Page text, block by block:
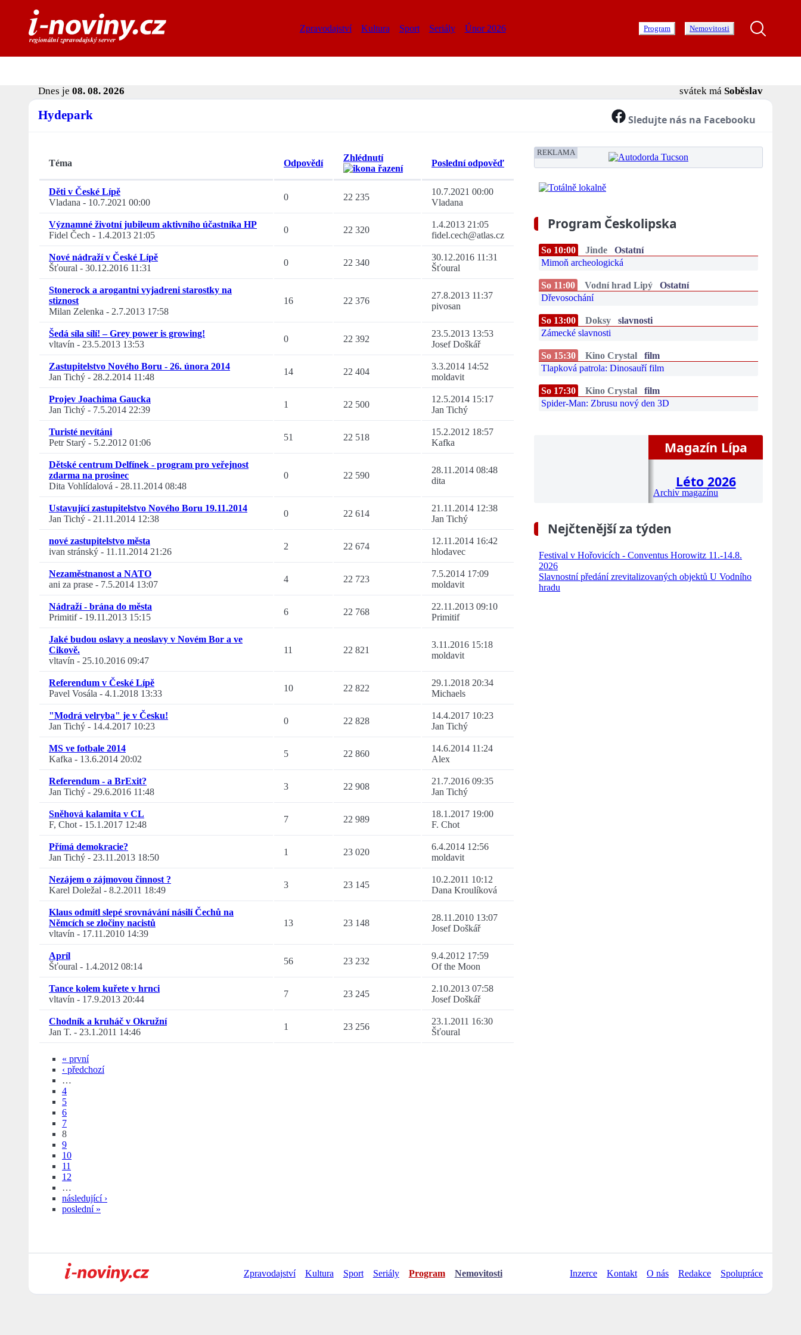
Zpravodajství Kultura Sport Seriály Únor 2026 Program Nemovitosti
Dnes je 08. 08. 2026 svátek má Soběslav
Hydepark Sledujte nás na Facebooku
Téma Odpovědí
Zhlédnutí
Poslední odpověď
Děti v České Lípě
Vladana - 10.7.2021 00:00
0 22 235
10.7.2021 00:00
Vladana
Významné životní jubileum aktivního účastníka HP
Fidel Čech - 1.4.2013 21:05
0 22 320
1.4.2013 21:05
fidel.cech@atlas.cz
Nové nádraží v České Lípě
Šťoural - 30.12.2016 11:31
0 22 340
30.12.2016 11:31
Šťoural
Stonerock a arogantni vyjadreni starostky na
stiznost
Milan Zelenka - 2.7.2013 17:58
16 22 376
27.8.2013 11:37
pivosan
Šedá síla sílí! – Grey power is growing!
vltavín - 23.5.2013 13:53
0 22 392
23.5.2013 13:53
Josef Doškář
Zastupitelstvo Nového Boru - 26. února 2014
Jan Tichý - 28.2.2014 11:48
14 22 404
3.3.2014 14:52
moldavit
Projev Joachima Gaucka
Jan Tichý - 7.5.2014 22:39
1 22 500
12.5.2014 15:17
Jan Tichý
Turisté nevítáni
Petr Starý - 5.2.2012 01:06
51 22 518
15.2.2012 18:57
Kafka
Dětské centrum Delfínek - program pro veřejnost
zdarma na prosinec
Dita Vohlídalová - 28.11.2014 08:48
0 22 590
28.11.2014 08:48
dita
Ustavující zastupitelstvo Nového Boru 19.11.2014
Jan Tichý - 21.11.2014 12:38
0 22 614
21.11.2014 12:38
Jan Tichý
nové zastupitelstvo města
ivan stránský - 11.11.2014 21:26
2 22 674
12.11.2014 16:42
hlodavec
Nezaměstnanost a NATO
ani za prase - 7.5.2014 13:07
4 22 723
7.5.2014 17:09
moldavit
Nádraží - brána do města
Primitif- 19.11.2013 15:15
6 22 768
22.11.2013 09:10
Primitif
Jaké budou oslavy a neoslavy v Novém Bor a ve
Cikově.
vltavín - 25.10.2016 09:47
11 22 821
3.11.2016 15:18
moldavit
Referendum v České Lípě
Pavel Vosála - 4.1.2018 13:33
10 22 822
29.1.2018 20:34
Michaels
"Modrá velryba" je v Česku!
Jan Tichý - 14.4.2017 10:23
0 22 828
14.4.2017 10:23
Jan Tichý
MS ve fotbale 2014
Kafka - 13.6.2014 20:02
5 22 860
14.6.2014 11:24
Alex
Referendum - a BrExit?
Jan Tichý - 29.6.2016 11:48
3 22 908
21.7.2016 09:35
Jan Tichý
Sněhová kalamita v CL
F, Chot- 15.1.2017 12:48
7 22 989
18.1.2017 19:00
F. Chot
Přímá demokracie?
Jan Tichý - 23.11.2013 18:50
1 23 020
6.4.2014 12:56
moldavit
Nezájem o zájmovou činnost ?
Karel Doležal - 8.2.2011 18:49
3 23 145
10.2.2011 10:12
Dana Kroulíková
Klaus odmítl slepé srovnávání násilí Čechů na
Němcích se zločiny nacistů
vltavín - 17.11.2010 14:39
13 23 148
28.11.2010 13:07
Josef Doškář
Apríl
Šťoural - 1.4.2012 08:14
56 23 232
9.4.2012 17:59
Of the Moon
Tance kolem kuřete v hrnci
vltavín - 17.9.2013 20:44
7 23 245
2.10.2013 07:58
Josef Doškář
Chodník a kruháč v Okružní
Jan T. - 23.1.2011 14:46
1 23 256
23.1.2011 16:30
Šťoural
« první
‹ předchozí
…
4
5
6
7
8
9
10
11
12
…
následující ›
poslední »
REKLAMA
Program Českolipska
So 10:00 Jinde
Ostatní
Mimoň archeologická
So 11:00 Vodní hrad Lipý
Ostatní
Dřevosochání
So 13:00 Doksy
slavnosti
Zámecké slavnosti
So 15:30 Kino Crystal
film
Tlapková patrola: Dinosauří film
So 17:30 Kino Crystal
film
Spider-Man: Zbrusu nový den 3D
Magazín Lípa
Léto 2026
Archiv magazínu
Nejčtenější za týden
Festival v Hořovicích - Conventus Horowitz 11.-14.8.
2026
Slavnostní předání zrevitalizovaných objektů U Vodního
hradu
Zpravodajství Kultura Sport Seriály Program Nemovitosti Inzerce Kontakt O nás Redakce Spolupráce